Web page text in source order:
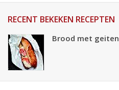
RECENT BEKEKEN RECEPTEN
Brood met